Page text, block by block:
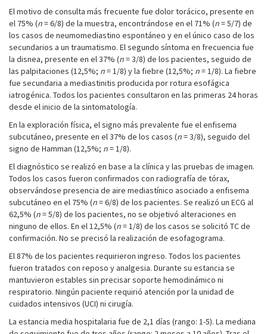
El motivo de consulta más frecuente fue dolor torácico, presente en
el 75% (n= 6/8) de la muestra, encontrándose en el 71% (n= 5/7) de
los casos de neumomediastino espontáneo y en el único caso de los
secundarios a un traumatismo. El segundo síntoma en frecuencia fue
la disnea, presente en el 37% (n= 3/8) de los pacientes, seguido de
las palpitaciones (12,5%; n= 1/8) y la fiebre (12,5%; n= 1/8). La fiebre
fue secundaria a mediastinitis producida por rotura esofágica
iatrogénica. Todos los pacientes consultaron en las primeras 24 horas
desde el inicio de la sintomatología.
En la exploración física, el signo más prevalente fue el enfisema
subcutáneo, presente en el 37% de los casos (n= 3/8), seguido del
signo de Hamman (12,5%; n= 1/8).
El diagnóstico se realizó en base a la clínica y las pruebas de imagen.
Todos los casos fueron confirmados con radiografía de tórax,
observándose presencia de aire mediastínico asociado a enfisema
subcutáneo en el 75% (n= 6/8) de los pacientes. Se realizó un ECG al
62,5% (n= 5/8) de los pacientes, no se objetivó alteraciones en
ninguno de ellos. En el 12,5% (n= 1/8) de los casos se solicitó TC de
confirmación. No se precisó la realización de esofagograma.
El 87% de los pacientes requirieron ingreso. Todos los pacientes
fueron tratados con reposo y analgesia. Durante su estancia se
mantuvieron estables sin precisar soporte hemodinámico ni
respiratorio. Ningún paciente requirió atención por la unidad de
cuidados intensivos (UCI) ni cirugía.
La estancia media hospitalaria fue de 2,1 días (rango: 1-5). La mediana